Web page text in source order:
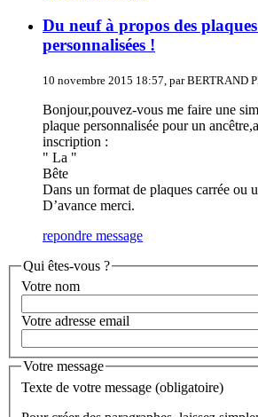
Du neuf à propos des
personnalisées !
10 novembre 2015 18:57, par BERTRAND
Bonjour,pouvez-vous me faire une
plaque personnalisée pour un
inscription :
" La "
Bête
Dans un format de plaques carrée ou
D’avance merci.
repondre message
Qui êtes-vous ?
Votre nom
Votre adresse email
Votre message
Texte de votre message (obligatoire)